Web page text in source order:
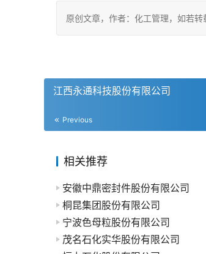
原创文章，作者：化工管理，如若
江西永通科技股份有限公司
Previous
相关推荐
安徽中鼎密封件股份有限公司
桐昆集团股份有限公司
宁波色母粒股份有限公司
茂名石化实华股份有限公司